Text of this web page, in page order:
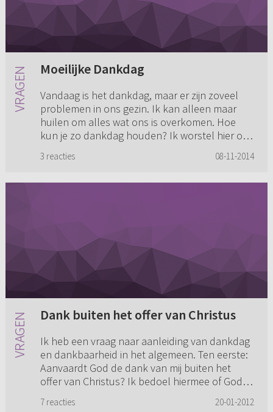
Moeilijke Dankdag
Vandaag is het dankdag, maar er zijn zoveel
problemen in ons gezin. Ik kan alleen maar
huilen om alles wat ons is overkomen. Hoe
kun je zo dankdag houden? Ik worstel hier ook
3 reacties 08-11-2014
Dank buiten het offer van Christus
Ik heb een vraag naar aanleiding van dankdag
en dankbaarheid in het algemeen. Ten eerste:
Aanvaardt God de dank van mij buiten het
offer van Christus? Ik bedoel hiermee of God
7 reacties 20-01-2012